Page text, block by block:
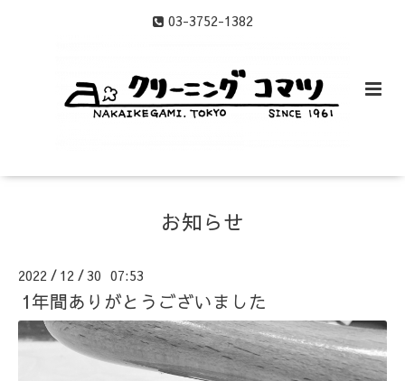
03-3752-1382
お知らせ
2022 / 12 /30 07:53
1年間ありがとうございました